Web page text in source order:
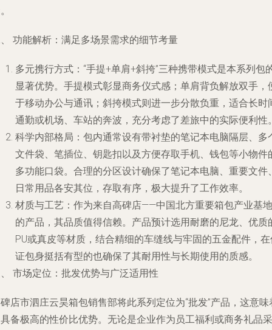
功能解析：满足多场景需求的细节考量
多元携行方式 ：“手提+单肩+斜挎”三种携带模式是本系列包
显著优势。手提模式彰显商务仪式感；单肩背负解放双手，
于移动办公与通讯；斜挎模式则进一步分散负重，适合长时
通勤或机场、车站的奔波，充分考虑了差旅中的实际便利性
科学内部格局 ：包内通常设有带衬垫的笔记本电脑隔层、多
文件袋、笔插位、钥匙扣以及方便存取手机、钱包等小物件
多功能口袋。合理的分区设计确保了笔记本电脑、重要文件
日常用品各安其位，存取有序，极大提升了工作效率。
材质与工艺 ：作为来自高碑店——中国北方重要箱包产业基地
的产品，其品质值得信赖。产品预计选用耐磨的尼龙、优质
PU或真皮等材质，结合精细的车缝线与牢固的五金配件，
证包身挺括有型的也确保了其耐用性与长期使用的质感。
市场定位：批发优势与广泛适用性
店市泗庄云昊箱包销售部将此系列定位为“批发”产品，这意味
备极高的性价比优势。无论是企业作为员工福利或商务礼品采